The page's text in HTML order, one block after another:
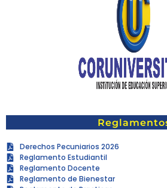
Derechos Pecuniarios 2026
Reglamento Estudiantil
Reglamento Docente
Reglamento de Bienestar